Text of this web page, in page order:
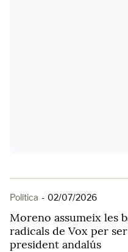
Política - 02/07/2026
Moreno assumeix les
radicals de Vox per
president andalús